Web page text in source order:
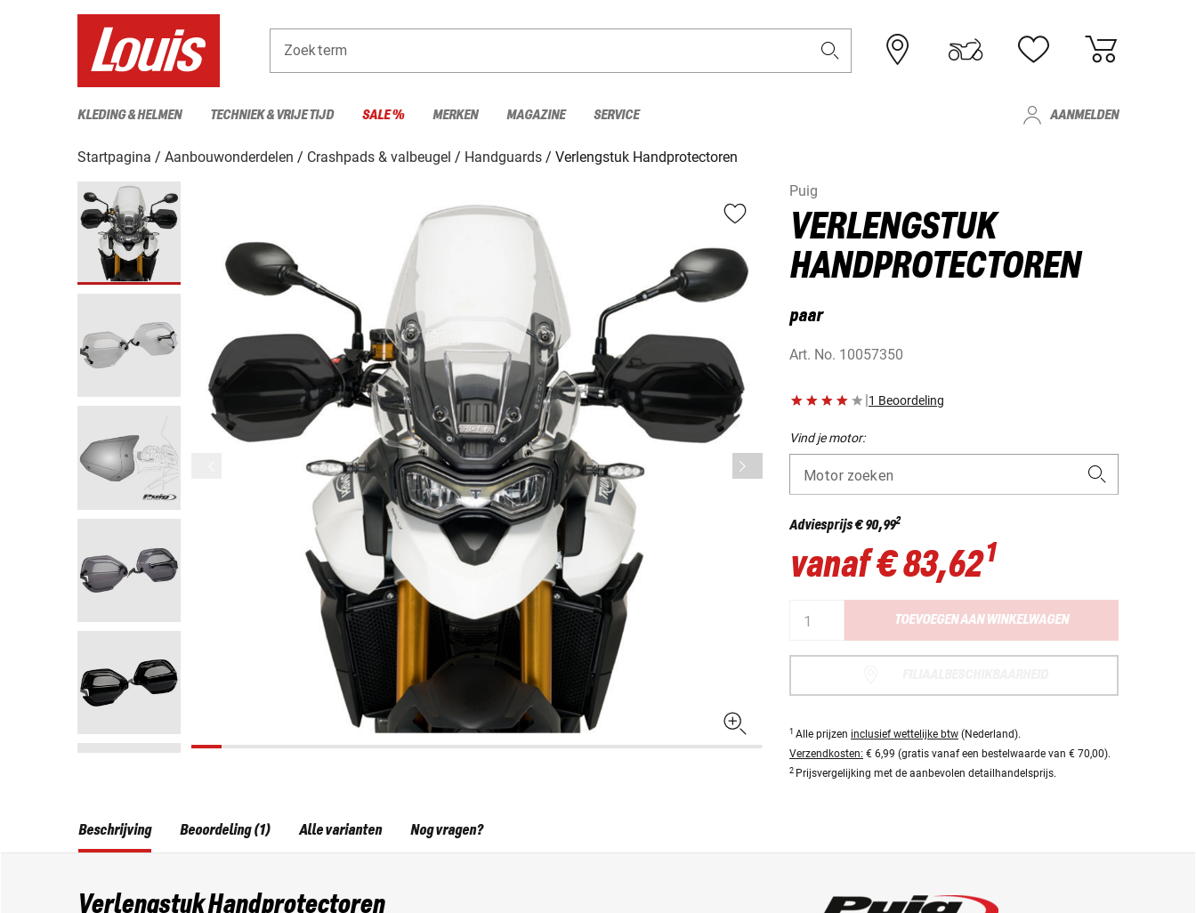
Zoekterm
KLEDING & HELMEN TECHNIEK & VRIJE TIJD SALE % MERKEN MAGAZINE SERVICE AANMELDEN
Startpagina Aanbouwonderdelen Crashpads & valbeugel Handguards
Verlengstuk Handprotectoren
Puig
VERLENGSTUK
HANDPROTECTOREN
paar
Art. No. 10057350
|1 Beoordeling
Vind je motor:
Motor zoeken
Adviesprijs€ 90,992
vanaf€ 83,621
TOEVOEGEN AAN WINKELWAGEN
1 Alle prijzen inclusief wettelijke btw (Nederland).
Verzendkosten: € 6,99 (gratis vanaf een bestelwaarde van € 70,00).
2 Prijsvergelijking met de aanbevolen detailhandelsprijs.
Beschrijving
Verlengstuk Handprotectoren
Beoordeling (1) Alle varianten Nog vragen?